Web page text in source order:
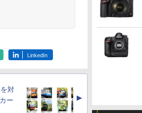
LinkedIn
対
ー
▲